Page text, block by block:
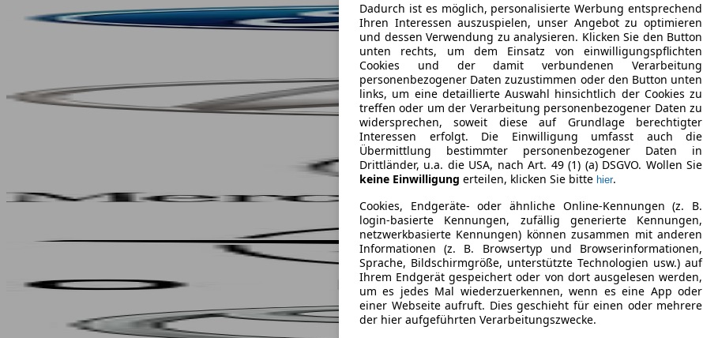
Dadurch ist es möglich, personalisierte Werbung entsprechend
Ihren Interessen auszuspielen, unser Angebot zu optimieren
und dessen Verwendung zu analysieren. Klicken Sie den Button
unten rechts, um dem Einsatz von einwilligungspflichten
Cookies und der damit verbundenen Verarbeitung
personenbezogener Daten zuzustimmen oder den Button unten
links, um eine detaillierte Auswahl hinsichtlich der Cookies zu
treffen oder um der Verarbeitung personenbezogener Daten zu
widersprechen, soweit diese auf Grundlage berechtigter
Interessen erfolgt. Die Einwilligung umfasst auch die
Übermittlung bestimmter personenbezogener Daten in
Drittländer, u.a. die USA, nach Art. 49 (1) (a) DSGVO. Wollen Sie
keine Einwilligung erteilen, klicken Sie bitte hier.
Cookies, Endgeräte- oder ähnliche Online-Kennungen (z. B.
login-basierte Kennungen, zufällig generierte Kennungen,
netzwerkbasierte Kennungen) können zusammen mit anderen
Informationen (z. B. Browsertyp und Browserinformationen,
Sprache, Bildschirmgröße, unterstützte Technologien usw.) auf
Ihrem Endgerät gespeichert oder von dort ausgelesen werden,
um es jedes Mal wiederzuerkennen, wenn es eine App oder
einer Webseite aufruft. Dies geschieht für einen oder mehrere
der hier aufgeführten Verarbeitungszwecke.